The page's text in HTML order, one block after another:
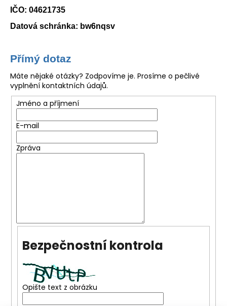
IČO: 04621735
Datová schránka: bw6nqsv
Přímý dotaz
Máte nějaké otázky? Zodpovíme je. Prosíme o pečlivé
vyplnění kontaktních údajů.
Jméno a příjmení
E-mail
Zpráva
Bezpečnostní kontrola
Opište text z obrázku
D
o
r
č
u
m